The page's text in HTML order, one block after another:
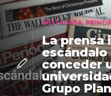
DESTACADA,
La prensa
escándalo
conceder
Grupo